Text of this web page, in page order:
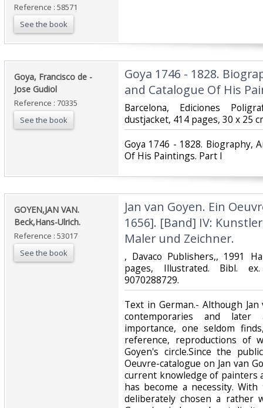
Reference : 58571
See the book
‎Goya, Francisco de -
Jose Gudiol‎
Reference : 70335
See the book
‎Goya 1746 - 1828.
and Catalogue Of His
‎Barcelona, Ediciones
dustjacket, 414 pages, 30 x 25
‎Goya 1746 - 1828. Biography,
Of His Paintings. Part I ‎
‎GOYEN,JAN VAN.
Beck,Hans-Ulrich. ‎
Reference : 53017
See the book
‎Jan van Goyen. Ein
1656]. [Band] IV:
Maler und Zeichner.‎
‎, Davaco Publishers,, 1991
pages, Illustrated. Bibl.
9070288729.‎
‎Text in German.- Although
contemporaries and
importance, one seldom
reference, reproductions of
Goyen's circle.Since the
Oeuvre-catalogue on Jan van
current knowledge of painters
has become a necessity.
deliberately chosen a rather